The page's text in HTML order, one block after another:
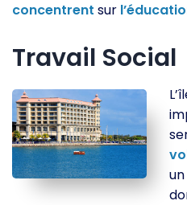
concentrent sur
Travail Social